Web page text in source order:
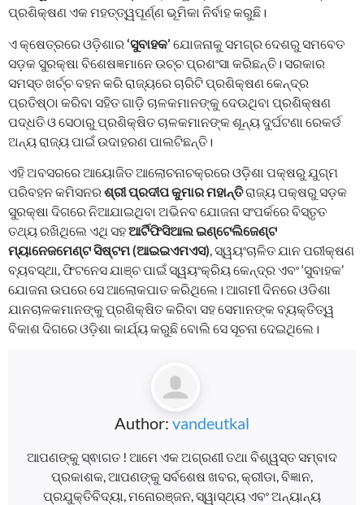
ପ୍ରଶିକ୍ଷଣ ଏକ ମହତ୍ତ୍ୱପୂର୍ଣ୍ଣ ଭୂମିକା ନିର୍ବାହ କରୁଛି।
ଏ କ୍ଷେତ୍ରରେ ଓଡ଼ିଶାର ‘ସୁବାହକ’ ଯୋଜନାକୁ ସମଗ୍ର ଦେଶରୁ ସମବେତ
ସଡ଼କ ସୁରକ୍ଷା ବିଶେଷଜ୍ଞମାନେ ଉଚ୍ଚ ପ୍ରଶଂସା କରିଛନ୍ତି। ସରକାର
ସମସ୍ତ ଖର୍ଚ୍ଚ ବହନ କରି ରାଜ୍ୟରେ ଚାରିଟି ପ୍ରଶିକ୍ଷଣ କେନ୍ଦ୍ର
ପ୍ରତିଷ୍ଠା କରିବା ସହିତ ଗାଡ଼ି ଚାଳକମାନଙ୍କୁ ଦେଉଥିବା ପ୍ରଶିକ୍ଷଣ
ପଦ୍ଧତି ଓ ସେଠାରୁ ପ୍ରଶିକ୍ଷିତ ଚାଳକମାନଙ୍କ ଶୂନ୍ୟ ଦୁର୍ଘଟଣା ରେକର୍ଡ
ଅନ୍ୟ ରାଜ୍ୟ ପାଇଁ ଉଦାହରଣ ପାଲଟିଛନ୍ତି।
ଏହି ଅବସରରେ ଆୟୋଜିତ ଆଲୋଚନାଚକ୍ରରେ ଓଡ଼ିଶା ପକ୍ଷରୁ ଯୁଗ୍ମ
ପରିବହନ କମିସନର ଶ୍ରୀ ପ୍ରଦୀପ କୁମାର ମହାନ୍ତିରାଜ୍ୟ ପକ୍ଷରୁ ସଡ଼କ
ସୁରକ୍ଷା ଦିଗରେ ନିଆଯାଇଥିବା ଅଭିନବ ଯୋଜନା ସଂପର୍କରେ ବିସ୍ତୃତ
ତଥ୍ୟ ରଖିଥିଲେ ଏଥି ସହଆର୍ଟିଫିସିଆଲ ଇଣ୍ଟେଲିଜେଣ୍ଟ
ମ୍ୟାନେଜମେଣ୍ଟ ସିଷ୍ଟମ (ଆଇଇଏମଏସ), ସ୍ୱୟଂଚାଳିତ ଯାନ ପରୀକ୍ଷଣ
ବ୍ୟବସ୍ଥା, ଫିଟନେସ ଯାଞ୍ଚ ପାଇଁ ସ୍ୱୟଂକ୍ରିୟ କେନ୍ଦ୍ର ଏବଂ ‘ସୁବାହକ’
ଯୋଜନା ଉପରେ ସେ ଆଲୋକପାତ କରିଥିଲେ। ଆଗମୀ ଦିନରେ ଓଡିଶା
ଯାନଚାଳକମାନଙ୍କୁ ପ୍ରଶିକ୍ଷିତ କରିବା ସହ ସେମାନଙ୍କ ବ୍ୟକ୍ତିତ୍ୱ
ବିକାଶ ଦିଗରେ ଓଡ଼ିଶା କାର୍ଯ୍ୟ କରୁଛି ବୋଲି ସେ ସୂଚନା ଦେଇଥିଲେ।
Author: vandeutkal
ଆପଣଙ୍କୁ ସ୍ଵାଗତ ! ଆମେ ଏକ ଅଗ୍ରଣୀ ତଥା ବିଶ୍ୱସ୍ତ ସମ୍ବାଦ
ପ୍ରକାଶକ, ଆପଣଙ୍କୁ ସର୍ବଶେଷ ଖବର, କ୍ରୀଡା, ବିଜ୍ଞାନ,
ପ୍ରଯୁକ୍ତିବିଦ୍ୟା, ମନୋରଞ୍ଜନ, ସ୍ୱାସ୍ଥ୍ୟ ଏବଂ ଅନ୍ୟାନ୍ୟ